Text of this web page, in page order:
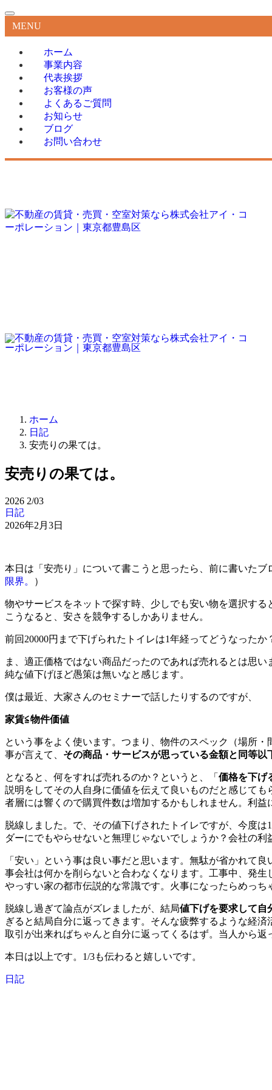
MENU
ホーム
事業内容
代表挨拶
お客様の声
よくあるご質問
お知らせ
ブログ
お問い合わせ
ホーム
日記
安売りの果ては。
安売りの果ては。
2026 2/03
日記
2026年2月3日
本日は「安売り」について書こうと思ったら、前に書いた
限界。
）
物やサービスをネットで探す時、少しでも安い物を選択す
こうなると、安さを競争するしかありません。
前回20000円まで下げられたトイレは1年経ってどうなった
ま、適正価格ではない商品だったのであれば売れるとは思
純な値下げほど愚策は無いなと感じます。
僕は最近、大家さんのセミナーで話したりするのですが、
家賃≦物件価値
という事をよく使います。つまり、物件のスペック（場所
事が言えて、 その商品・サービスが思っている金額と同等
となると、何をすれば売れるのか？というと、「 価格を下げ
説明をしてその人自身に価値を伝えて良いものだと感じて
者層には響くので購買件数は増加するかもしれません。利益
脱線しました。で、その値下げされたトイレですが、今度
ダーにでもやらせないと無理じゃないでしょうか？会社の
「安い」という事は良い事だと思います。無駄が省かれて
事会社は何かを削らないと合わなくなります。工事中、発
やっすい家の都市伝説的な常識です。火事になったらめっち
脱線し過ぎて論点がズレましたが、結局値下げを要求して自
ぎると結局自分に返ってきます。そんな疲弊するような経
取引が出来ればちゃんと自分に返ってくるはず。当人から
本日は以上です。1/3も伝わると嬉しいです。
日記